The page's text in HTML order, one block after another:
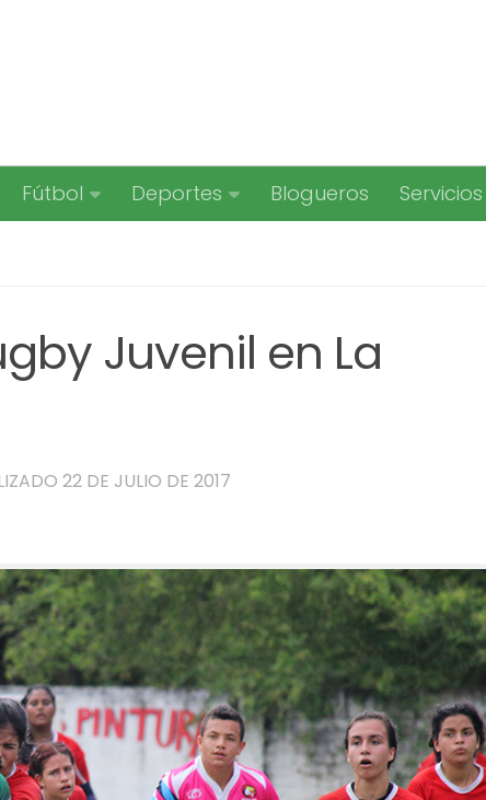
Fútbol Deportes Blogueros Servicios
Juvenil en La
22 DE JULIO DE 2017